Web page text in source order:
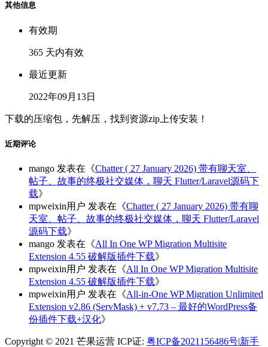
其他信息
有效期
365 天内有效
最近更新
2022年09月13日
下载的压缩包，先解压，找到资源zip上传安装！
近期评论
mango 发表在《Chatter ( 27 January 2026) 带有聊天室、
帖子、故事的终极社交媒体，聊天 Flutter/Laravel源码下
载》
mpweixin用户 发表在《Chatter ( 27 January 2026) 带有聊
天室、帖子、故事的终极社交媒体，聊天 Flutter/Laravel
源码下载》
mango 发表在《All In One WP Migration Multisite
Extension 4.55 破解版插件下载》
mpweixin用户 发表在《All In One WP Migration Multisite
Extension 4.55 破解版插件下载》
mpweixin用户 发表在《All-in-One WP Migration Unlimited
Extension v2.86 (ServMask) + v7.73 – 最好的WordPress备
份插件下载+汉化》
Copyright © 2021 芒果运营 ICP证: 粤ICP备2021156486号|新手